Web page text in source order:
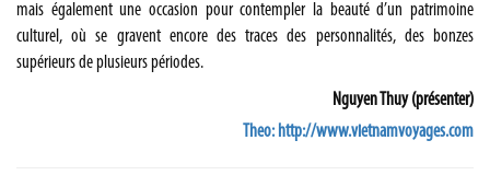
mais également une occasion pour contempler la beauté d’un patrimoine
culturel, où se gravent encore des traces des personnalités, des bonzes
supérieurs de plusieurs périodes.
Nguyen Thuy (présenter)
Theo: http://www.vietnamvoyages.com